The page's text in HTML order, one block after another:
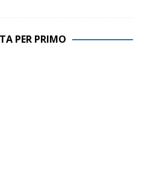
PER PRIMO